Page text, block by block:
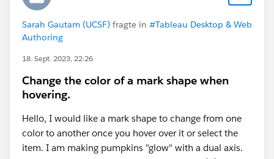
Sarah Gautam (UCSF) fragte in #Tableau Desktop & Web
Authoring
18. Sept. 2023, 22:26
Change the color of a mark shape when
hovering.
Hello, I would like a mark shape to change from one
color to another once you hover over it or select the
item. I am making pumpkins "glow" with a dual axis.